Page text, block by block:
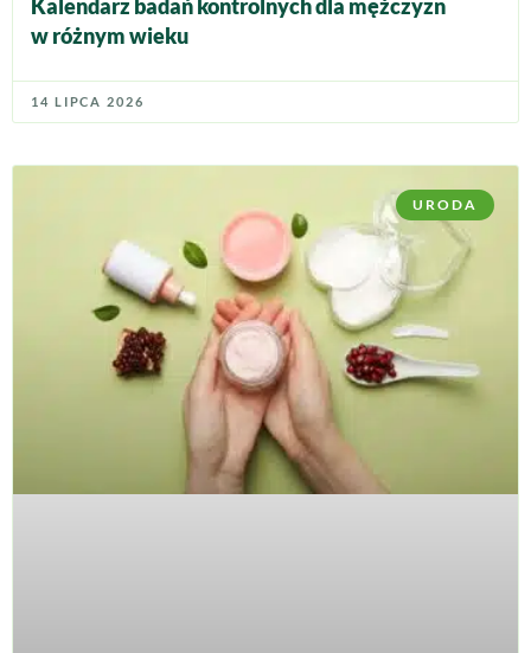
Kalendarz badań kontrolnych dla mężczyzn
w różnym wieku
14 LIPCA 2026
URODA